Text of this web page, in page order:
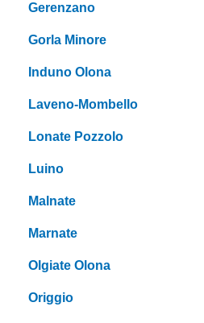
Gerenzano
Gorla Minore
Induno Olona
Laveno-Mombello
Lonate Pozzolo
Luino
Malnate
Marnate
Olgiate Olona
Origgio